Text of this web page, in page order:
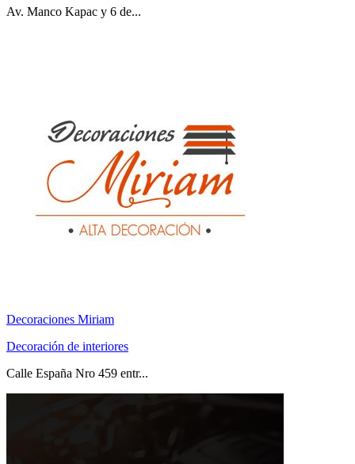
Av. Manco Kapac y 6 de...
Decoraciones Miriam
Decoración de interiores
Calle España Nro 459 entr...